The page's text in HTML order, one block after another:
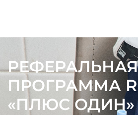
РЕФЕРАЛЬНАЯ
ПРОГРАММА
«ПЛЮС ОДИН»